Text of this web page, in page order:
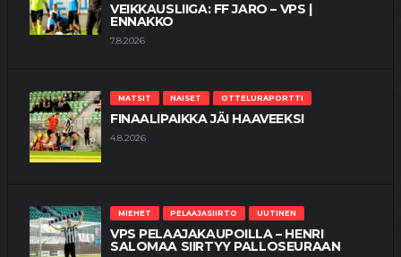
VEIKKAUSLIIGA: FF JARO – VPS |
ENNAKKO
7.8.2026
MATSIT NAISET OTTELURAPORTTI
FINAALIPAIKKA JÄI HAAVEEKSI
4.8.2026
MIEHET PELAAJASIIRTO UUTINEN
VPS PELAAJAKAUPOILLA – HENRI
SALOMAA SIIRTYY PALLOSEURAAN